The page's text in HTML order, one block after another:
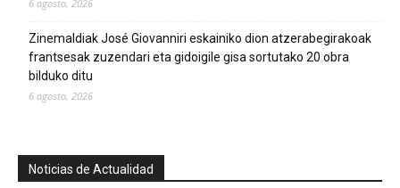
6 agosto, 2026
Zinemaldiak José Giovanniri eskainiko dion atzerabegirakoak
frantsesak zuzendari eta gidoigile gisa sortutako 20 obra
bilduko ditu
6 agosto, 2026
Noticias de Actualidad